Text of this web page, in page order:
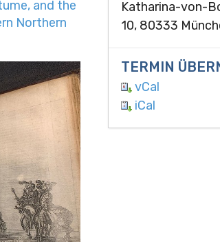
Katharina-von-
10, 80333
TERMIN
vCal
iCal
and the
Northern